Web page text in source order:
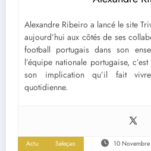
Alexandre Ribeiro a lancé le site
aujourd’hui aux côtés de ses
football portugais dans son
l’équipe nationale portugaise,
son implication qu’il fait
quotidienne.
Actu Seleçao 10